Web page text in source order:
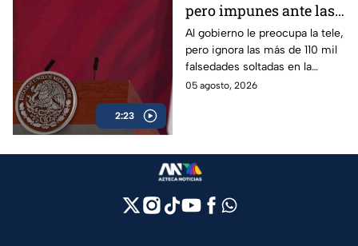
2:23
pero impunes ante las
mentiras: El doble
rasero del gobierno
federal
Al gobierno le preocupa la tele,
pero ignora las más de 110 mil
falsedades soltadas en la
mañanera. Recordamos las
05 agosto, 2026